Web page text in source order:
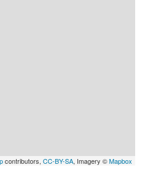
contributors, CC-BY-SA, Imagery ©Mapbox